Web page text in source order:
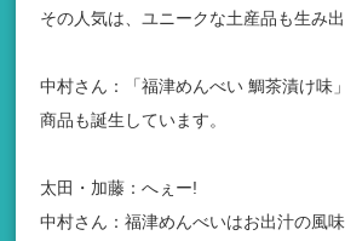
その人気は、ユニークな土産品も生み出
中村さん：「福津めんべい 鯛茶漬け味
商品も誕生しています。
太田・加藤：へぇー!
中村さん：福津めんべいはお出汁の風